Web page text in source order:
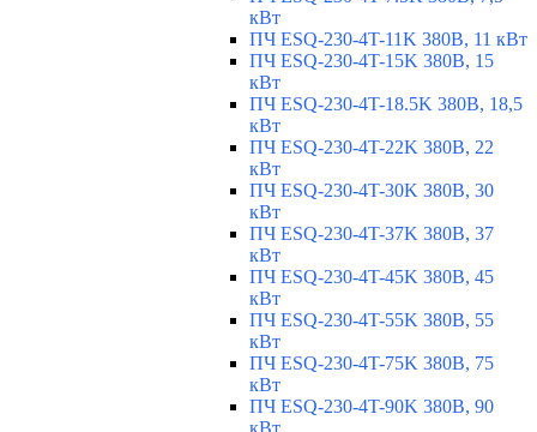
кВт
ПЧ ESQ-230-4T-11K 380В, 11 кВт
ПЧ ESQ-230-4T-15K 380В, 15
кВт
ПЧ ESQ-230-4T-18.5K 380В, 18,5
кВт
ПЧ ESQ-230-4T-22K 380В, 22
кВт
ПЧ ESQ-230-4T-30K 380В, 30
кВт
ПЧ ESQ-230-4T-37K 380В, 37
кВт
ПЧ ESQ-230-4T-45K 380В, 45
кВт
ПЧ ESQ-230-4T-55K 380В, 55
кВт
ПЧ ESQ-230-4T-75K 380В, 75
кВт
ПЧ ESQ-230-4T-90K 380В, 90